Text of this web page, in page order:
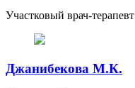
Участковый врач-терапевт
Джанибекова М.К.